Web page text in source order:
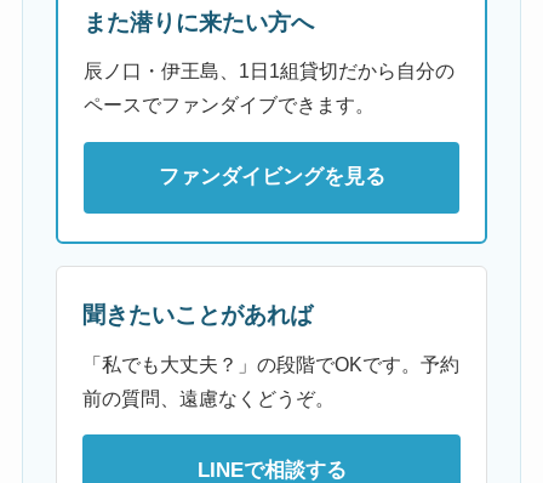
また潜りに来たい方へ
辰ノ口・伊王島、1日1組貸切だから自分の
ペースでファンダイブできます。
ファンダイビングを見る
聞きたいことがあれば
「私でも大丈夫？」の段階でOKです。予約
前の質問、遠慮なくどうぞ。
LINEで相談する